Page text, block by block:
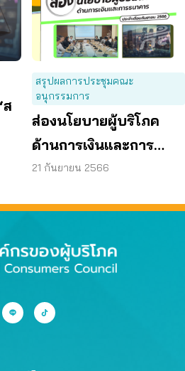
ส
สรุปผลการประชุมคณะ
อนุกรรมการ
ส่องนโยบายผู้บริโภค
ด้านการเงินและการ
ธนาคาร ประจำเดือน
21 กันยายน 2566